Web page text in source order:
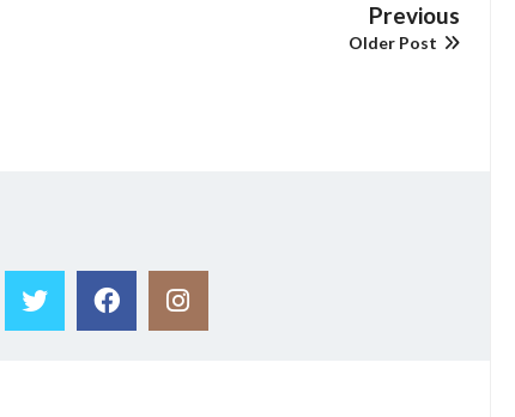
Previous
Older Post